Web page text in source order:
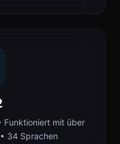
Funktioniert mit über
34 Sprachen